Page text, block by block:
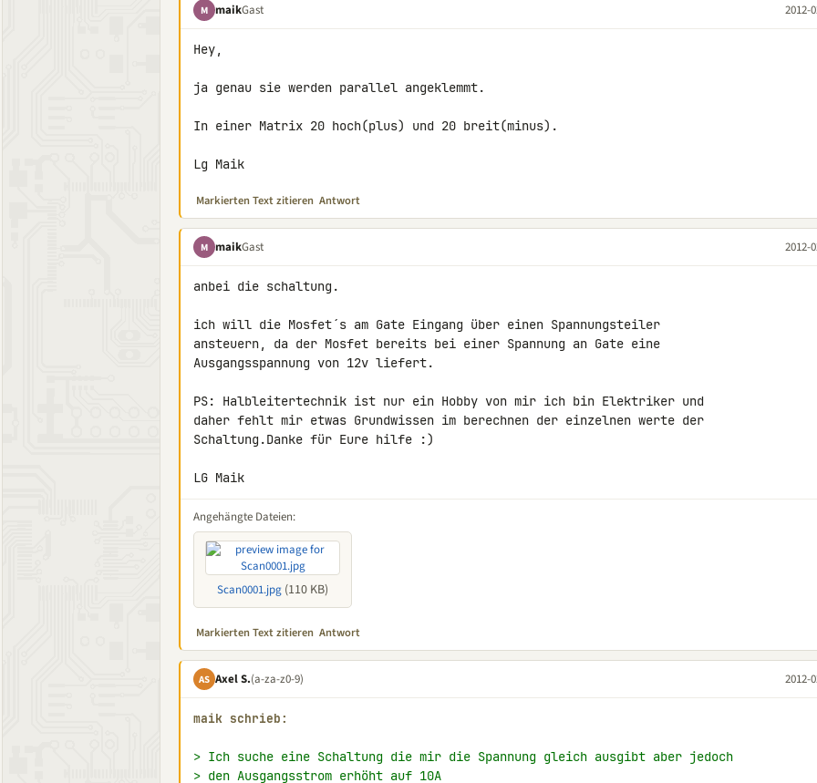
M maikGast 2012-
Hey,
ja genau sie werden parallel angeklemmt.
In einer Matrix 20 hoch(plus) und 20 breit(minus).
Lg Maik
Markierten Text zitieren Antwort
M maikGast 2012-
anbei die schaltung.
ich will die Mosfet´s am Gate Eingang über einen Spannungsteiler
ansteuern, da der Mosfet bereits bei einer Spannung an Gate eine
Ausgangsspannung von 12v liefert.
PS: Halbleitertechnik ist nur ein Hobby von mir ich bin Elektriker und
daher fehlt mir etwas Grundwissen im berechnen der einzelnen werte der
Schaltung.Danke für Eure hilfe :)
LG Maik
Angehängte Dateien:
Scan0001.jpg (110 KB)
Markierten Text zitieren Antwort
AS Axel S.(a-za-z0-9) 2012-
maik schrieb:
> Ich suche eine Schaltung die mir die Spannung gleich ausgibt aber jedoch
> den Ausgangsstrom erhöht auf 10A